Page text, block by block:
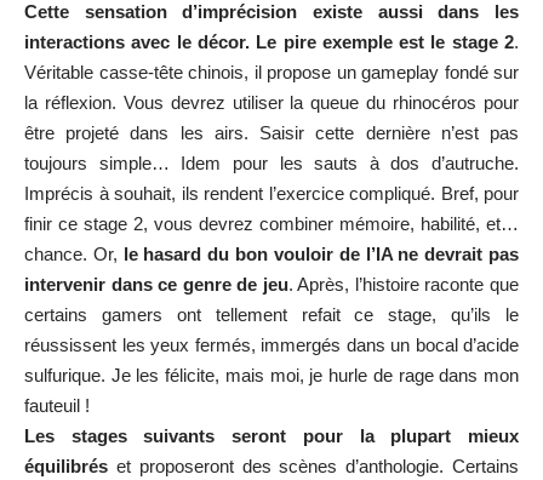
Cette sensation d’imprécision existe aussi dans les
interactions avec le décor. Le pire exemple est le stage 2.
Véritable casse-tête chinois, il propose un gameplay fondé sur
la réflexion. Vous devrez utiliser la queue du rhinocéros pour
être projeté dans les airs. Saisir cette dernière n’est pas
toujours simple… Idem pour les sauts à dos d’autruche.
Imprécis à souhait, ils rendent l’exercice compliqué. Bref, pour
finir ce stage 2, vous devrez combiner mémoire, habilité, et…
chance. Or, le hasard du bon vouloir de l’IA ne devrait pas
intervenir dans ce genre de jeu. Après, l’histoire raconte que
certains gamers ont tellement refait ce stage, qu’ils le
réussissent les yeux fermés, immergés dans un bocal d’acide
sulfurique. Je les félicite, mais moi, je hurle de rage dans mon
fauteuil !
Les stages suivants seront pour la plupart mieux
équilibrés et proposeront des scènes d’anthologie. Certains